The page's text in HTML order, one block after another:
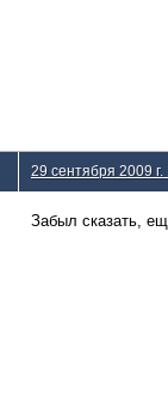
29 сентября 2009 г.
Забыл сказать,